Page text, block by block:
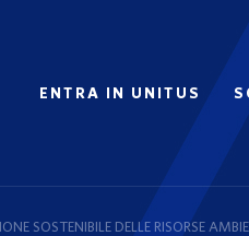
ENTRA IN UNITUS
SOSTENIBILE DELLE RISORSE